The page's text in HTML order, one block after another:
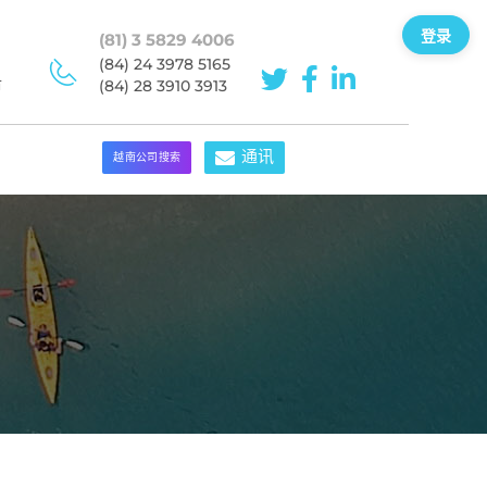
(81) 3 5829 4006
(84) 24 3978 5165
(84) 28 3910 3913
越南公司搜索 通讯
登录